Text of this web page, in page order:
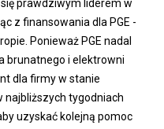
prawdziwym liderem w
z finansowania dla PGE -
Ponieważ PGE nadal
brunatnego i elektrowni
dla firmy w stanie
najbliższych tygodniach
uzyskać kolejną pomoc